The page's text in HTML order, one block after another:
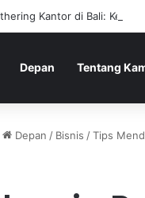
Kantor di Bali:
Depan Tentang
Depan / Bisnis / Tips